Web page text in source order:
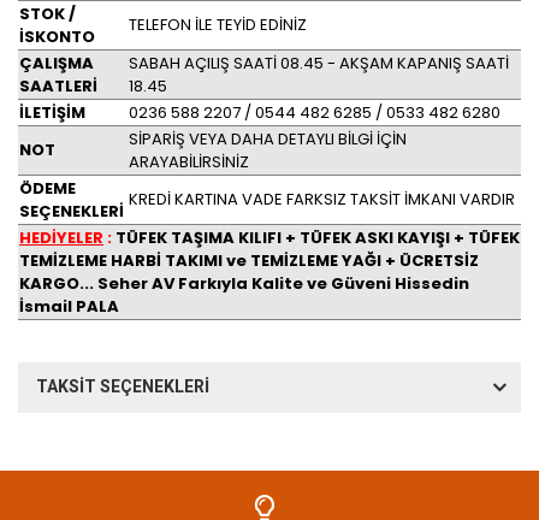
STOK /
İSKONTO
TELEFON İLE TEYİD EDİNİZ
ÇALIŞMA
SAATLERİ
SABAH AÇILIŞ SAATİ 08.45 - AKŞAM KAPANIŞ SAATİ
18.45
İLETİŞİM
0236 588 2207 / 0544 482 6285 / 0533 482 6280
NOT
SİPARİŞ VEYA DAHA DETAYLI BİLGİ İÇİN
ARAYABİLİRSİNİZ
ÖDEME
SEÇENEKLERİ
KREDİ KARTINA VADE FARKSIZ TAKSİT İMKANI VARDIR
HEDİYELER : TÜFEK TAŞIMA KILIFI + TÜFEK ASKI KAYIŞI + TÜFEK
TEMİZLEME HARBİ TAKIMI ve TEMİZLEME YAĞI + ÜCRETSİZ
KARGO... Seher AV Farkıyla Kalite ve Güveni Hissedin
İsmail PALA
TAKSİT SEÇENEKLERİ